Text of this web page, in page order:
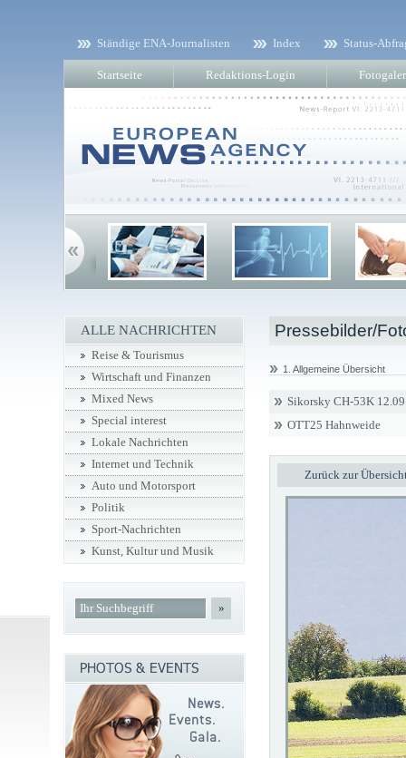
Ständige ENA-Journalisten Index Status-
Startseite Redaktions-Login
Pressebilder/
1. Allgemeine Übersicht
Sikorsky CH-53K
OTT25 Hahnweide
Zurück zur
ALLE NACHRICHTEN
Reise & Tourismus
Wirtschaft und Finanzen
Mixed News
Special interest
Lokale Nachrichten
Internet und Technik
Auto und Motorsport
Politik
Sport-Nachrichten
Kunst, Kultur und Musik
»